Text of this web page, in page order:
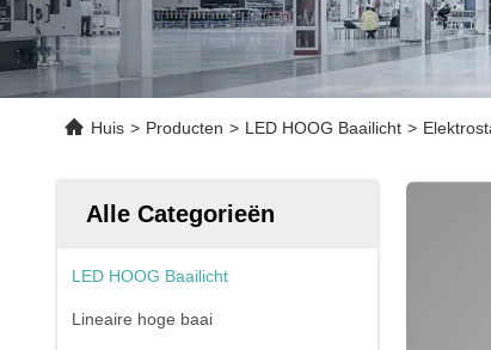
Huis > Producten > LED HOOG Baailicht >
Alle Categorieën
LED HOOG Baailicht
Lineaire hoge baai